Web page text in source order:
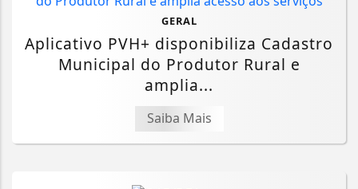
GERAL
Aplicativo PVH+ disponibiliza Cadastro
Municipal do Produtor Rural e
amplia...
Saiba Mais